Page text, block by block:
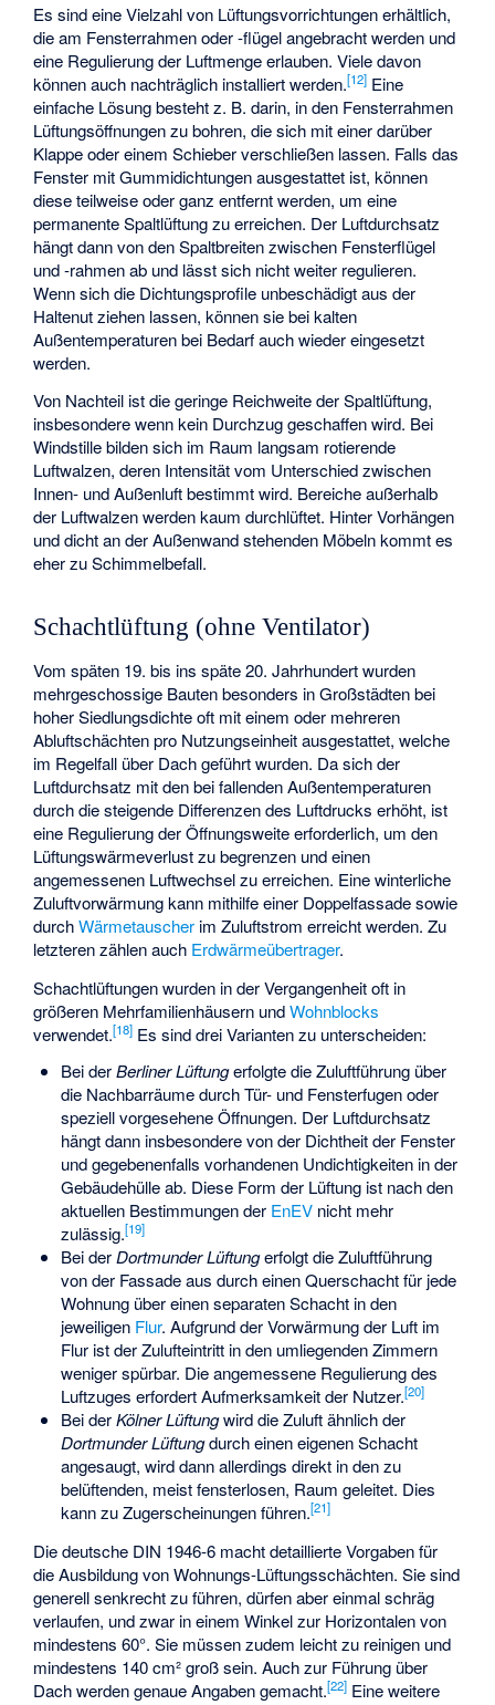
Es sind eine Vielzahl von Lüftungsvorrichtungen erhältlich,
die am Fensterrahmen oder -flügel angebracht werden und
eine Regulierung der Luftmenge erlauben. Viele davon
können auch nachträglich installiert werden.[12] Eine
einfache Lösung besteht z. B. darin, in den Fensterrahmen
Lüftungsöffnungen zu bohren, die sich mit einer darüber
Klappe oder einem Schieber verschließen lassen. Falls das
Fenster mit Gummidichtungen ausgestattet ist, können
diese teilweise oder ganz entfernt werden, um eine
permanente Spaltlüftung zu erreichen. Der Luftdurchsatz
hängt dann von den Spaltbreiten zwischen Fensterflügel
und -rahmen ab und lässt sich nicht weiter regulieren.
Wenn sich die Dichtungsprofile unbeschädigt aus der
Haltenut ziehen lassen, können sie bei kalten
Außentemperaturen bei Bedarf auch wieder eingesetzt
werden.
Von Nachteil ist die geringe Reichweite der Spaltlüftung,
insbesondere wenn kein Durchzug geschaffen wird. Bei
Windstille bilden sich im Raum langsam rotierende
Luftwalzen, deren Intensität vom Unterschied zwischen
Innen- und Außenluft bestimmt wird. Bereiche außerhalb
der Luftwalzen werden kaum durchlüftet. Hinter Vorhängen
und dicht an der Außenwand stehenden Möbeln kommt es
eher zu Schimmelbefall.
Schachtlüftung (ohne Ventilator)
Vom späten 19. bis ins späte 20. Jahrhundert wurden
mehrgeschossige Bauten besonders in Großstädten bei
hoher Siedlungsdichte oft mit einem oder mehreren
Abluftschächten pro Nutzungseinheit ausgestattet, welche
im Regelfall über Dach geführt wurden. Da sich der
Luftdurchsatz mit den bei fallenden Außentemperaturen
durch die steigende Differenzen des Luftdrucks erhöht, ist
eine Regulierung der Öffnungsweite erforderlich, um den
Lüftungswärmeverlust zu begrenzen und einen
angemessenen Luftwechsel zu erreichen. Eine winterliche
Zuluftvorwärmung kann mithilfe einer Doppelfassade sowie
durchWärmetauscher im Zuluftstrom erreicht werden. Zu
letzteren zählen auch Erdwärmeübertrager.
Schachtlüftungen wurden in der Vergangenheit oft in
größeren Mehrfamilienhäusern undWohnblocks
verwendet.[18] Es sind drei Varianten zu unterscheiden:
Bei derBerliner Lüftungerfolgte die Zuluftführung über
die Nachbarräume durch Tür- und Fensterfugen oder
speziell vorgesehene Öffnungen. Der Luftdurchsatz
hängt dann insbesondere von der Dichtheit der Fenster
und gegebenenfalls vorhandenen Undichtigkeiten in der
Gebäudehülle ab. Diese Form der Lüftung ist nach den
aktuellen Bestimmungen der EnEVnicht mehr
zulässig.[19]
Bei derDortmunder Lüftungerfolgt die Zuluftführung
von der Fassade aus durch einen Querschacht für jede
Wohnung über einen separaten Schacht in den
jeweiligen Flur. Aufgrund der Vorwärmung der Luft im
Flur ist der Zulufteintritt in den umliegenden Zimmern
weniger spürbar. Die angemessene Regulierung des
Luftzuges erfordert Aufmerksamkeit der Nutzer.[20]
Bei derKölner Lüftungwird die Zuluft ähnlich der
Dortmunder Lüftungdurch einen eigenen Schacht
angesaugt, wird dann allerdings direkt in den zu
belüftenden, meist fensterlosen, Raum geleitet. Dies
kann zu Zugerscheinungen führen.[21]
Die deutsche DIN 1946-6 macht detaillierte Vorgaben für
die Ausbildung von Wohnungs-Lüftungsschächten. Sie sind
generell senkrecht zu führen, dürfen aber einmal schräg
verlaufen, und zwar in einem Winkel zur Horizontalen von
mindestens 60°. Sie müssen zudem leicht zu reinigen und
mindestens 140 cm² groß sein. Auch zur Führung über
Dach werden genaue Angaben gemacht.[22] Eine weitere